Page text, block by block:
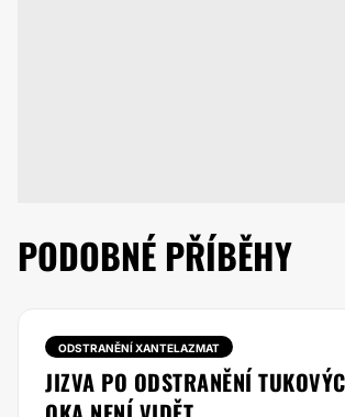
PODOBNÉ PŘÍBĚHY
ODSTRANĚNÍ XANTELAZMAT
JIZVA PO ODSTRANĚNÍ